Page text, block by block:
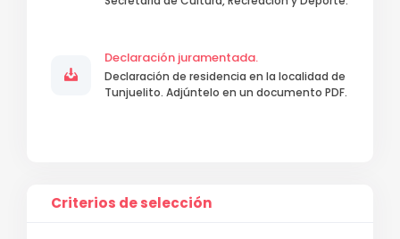
Declaración juramentada.
Declaración de residencia en la localidad de
Tunjuelito. Adjúntelo en un documento PDF.
Criterios de selección